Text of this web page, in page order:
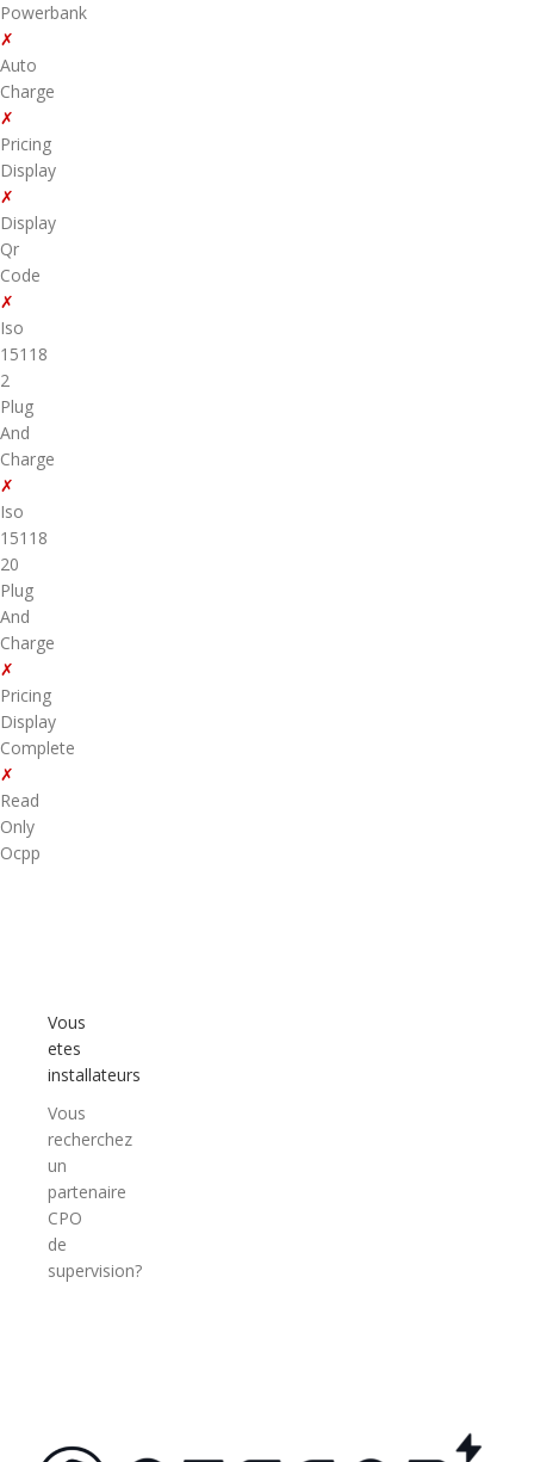
Powerbank
✗
Auto
Charge
✗
Pricing
Display
✗
Display
Qr
Code
✗
Iso
15118
2
Plug
And
Charge
✗
Iso
15118
20
Plug
And
Charge
✗
Pricing
Display
Complete
✗
Read
Only
Ocpp
Vous
etes
installateurs
Vous
recherchez
un
partenaire
CPO
de
supervision?